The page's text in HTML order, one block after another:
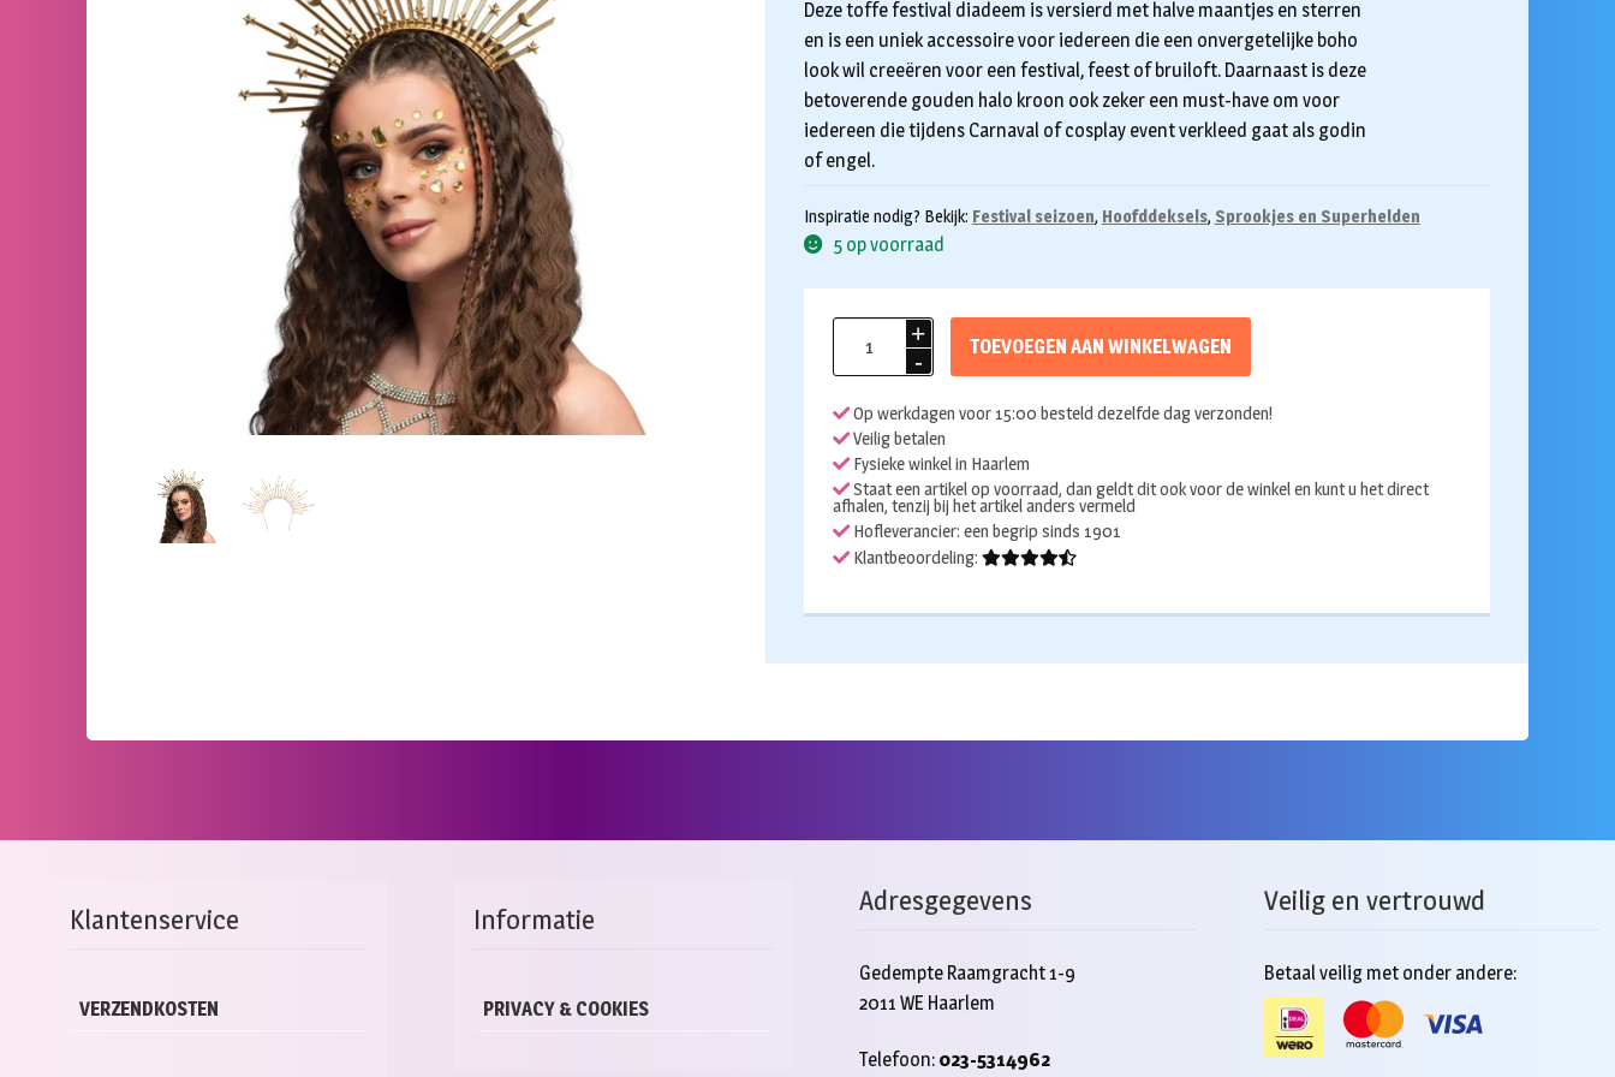
Deze toffe festival diadeem is versierd met halve maantjes en sterren
en is een uniek accessoire voor iedereen die een onvergetelijke boho
look wil creeëren voor een festival, feest of bruiloft. Daarnaast is deze
betoverende gouden halo kroon ook zeker een must-have om voor
iedereen die tijdens Carnaval of cosplay event verkleed gaat als godin
of engel.
Inspiratie nodig? Bekijk: Festival seizoen, Hoofddeksels, Sprookjes en Superhelden
5 op voorraad
diadeem
Aurora
aantal
TOEVOEGEN AAN WINKELWAGEN
Op werkdagen voor 15:00 besteld dezelfde dag verzonden!
Veilig betalen
Fysieke winkel in Haarlem
Staat een artikel op voorraad, dan geldt dit ook voor de winkel en kunt u het direct
afhalen, tenzij bij het artikel anders vermeld
Hofleverancier: een begrip sinds 1901
Klantbeoordeling:
Klantenservice
VERZENDKOSTEN
Informatie
PRIVACY & COOKIES
Adresgegevens
Gedempte Raamgracht 1-9
2011 WE Haarlem
Telefoon: 023-5314962
Veilig en vertrouwd
Betaal veilig met onder andere: